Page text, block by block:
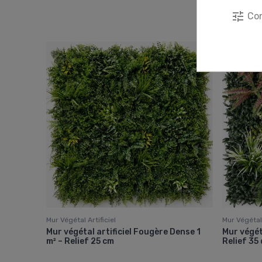
Mur Végétal Artificiel
Mur végétal artificiel Fougère Dense 1
m² – Relief 25 cm
Mur
Mur
Relief 35
tune